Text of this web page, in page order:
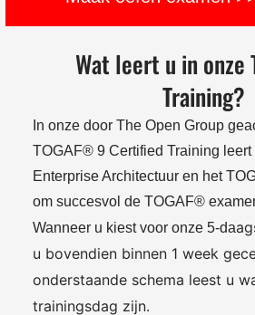
Wat leert u in onze
Training?
In onze door The Open Group
TOGAF® 9 Certified Training leert
Enterprise Architectuur en het
om succesvol de TOGAF®
Wanneer u kiest voor onze 5-da
u bovendien binnen 1 week
onderstaande schema leest u
trainingsdag zijn.